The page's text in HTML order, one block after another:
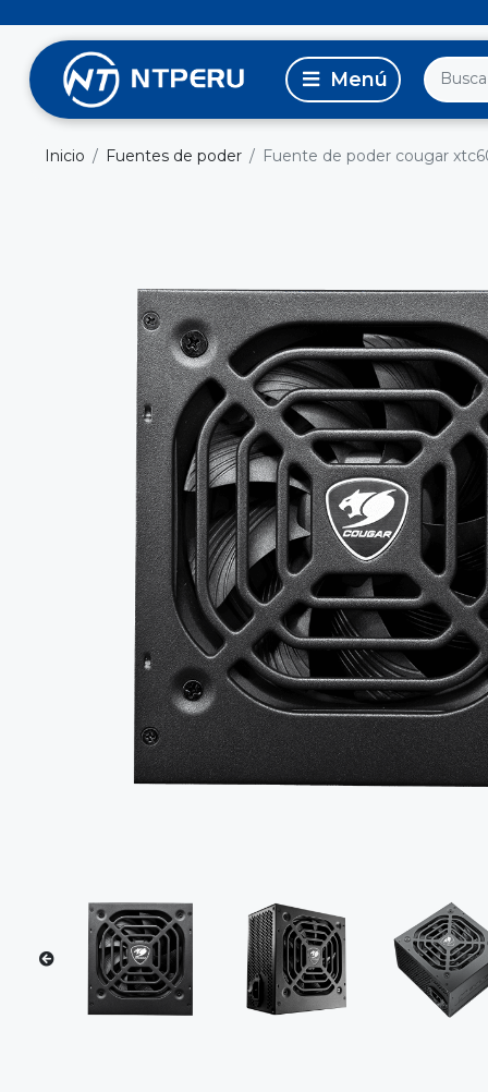
Inicio Fuentes de poder Fuente de poder cougar